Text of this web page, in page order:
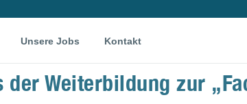
Unsere Jobs Kontakt
Weiterbildung zur